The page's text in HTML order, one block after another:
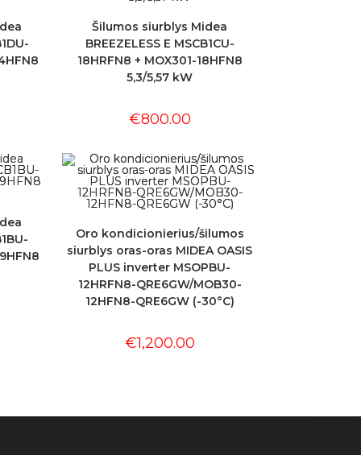
Šilumos siurblys Midea
BREEZELESS E MSCB1CU-
18HRFN8 + MOX301-18HFN8
5,3/5,57 kW
€800.00
Oro kondicionierius/šilumos
siurblys oras-oras MIDEA OASIS
PLUS inverter MSOPBU-
12HRFN8-QRE6GW/MOB30-
12HFN8-QRE6GW (-30°C)
€1,200.00